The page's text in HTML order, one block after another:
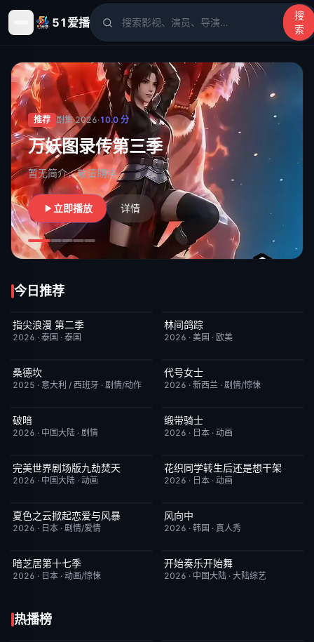
51爱播
搜
索
51爱播- 电影、电视剧、动漫、综艺、短剧高清在线观看
推荐 剧集·2026·10.0 分
万妖图录传第三季
暂无简介，敬请期待
立即播放 详情
今日推荐
更新至第01集
指尖浪漫 第二季
2026 · 泰国 · 泰国
更新至第01集
林间鸽踪
2026 · 美国 · 欧美
完结
桑德坎
2025 · 意大利 / 西班牙 · 剧情/动作
完结
代号女士
2026 · 新西兰 · 剧情/惊悚
今日更新
破暗
2026 · 中国大陆 · 剧情
HD中字
缎带骑士
2026 · 日本 · 动画
HD国语
完美世界剧场版九劫焚天
2026 · 中国大陆 · 动画
更新至第05集
花织同学转生后还是想干架
2026 · 日本 · 动画
更新至第05集
夏色之云掀起恋爱与风暴
2026 · 日本 · 剧情/爱情
更新至第02集
风向中
2026 · 韩国 · 真人秀
更新至第04集
暗芝居第十七季
2026 · 日本 · 动画/惊悚
更新至第3期
开始奏乐开始舞
2026 · 中国大陆 · 大陆综艺
热播榜